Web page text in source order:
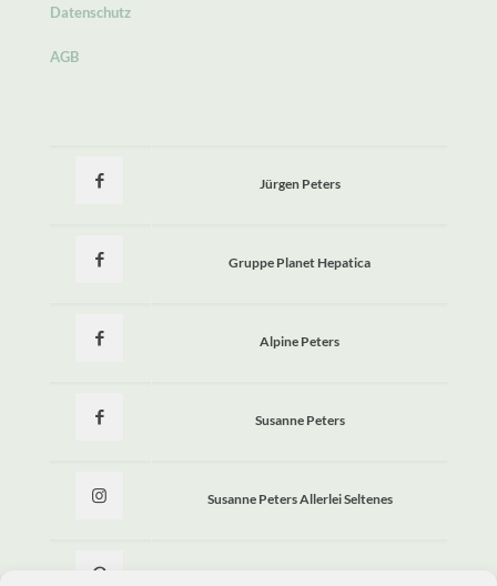
Datenschutz
AGB
Jürgen Peters
Gruppe Planet Hepatica
Alpine Peters
Susanne Peters
Susanne Peters Allerlei Seltenes